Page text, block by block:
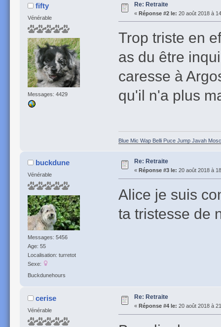
fifty
Vénérable
Messages: 4429
Re: Retraite
« Réponse #2 le: 20 août 2018 à
Trop triste en
as du être
caresse à
qu'il n'a plus
Blue Mic Wap Belli Puce Jump Javah
buckdune
Vénérable
Messages: 5456
Age: 55
Localisation: turretot
Sexe:
Buckdunehours
Re: Retraite
« Réponse #3 le: 20 août 2018 à
Alice je suis
ta tristesse de
cerise
Vénérable
Re: Retraite
« Réponse #4 le: 20 août 2018 à